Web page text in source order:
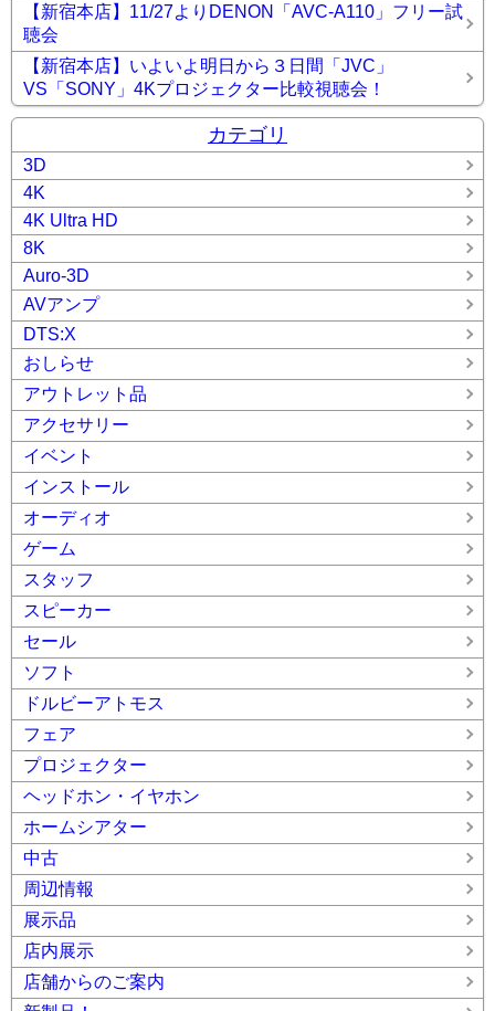
【新宿本店】11/27よりDENON「AVC-A110」フリー試
聴会
【新宿本店】いよいよ明日から３日間「JVC」
VS「SONY」4Kプロジェクター比較視聴会！
カテゴリ
3D
4K
4K Ultra HD
8K
Auro-3D
AVアンプ
DTS:X
おしらせ
アウトレット品
アクセサリー
イベント
インストール
オーディオ
ゲーム
スタッフ
スピーカー
セール
ソフト
ドルビーアトモス
フェア
プロジェクター
ヘッドホン・イヤホン
ホームシアター
中古
周辺情報
展示品
店内展示
店舗からのご案内